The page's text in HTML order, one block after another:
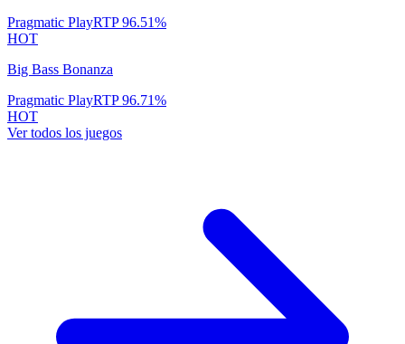
Pragmatic PlayRTP96.51%
HOT
Big Bass Bonanza
Pragmatic PlayRTP96.71%
HOT
Ver todos los juegos